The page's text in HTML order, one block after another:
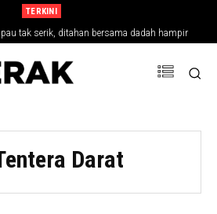
TERKINI
tak serik, ditahan bersama dadah hampir
RM30,000
Darat